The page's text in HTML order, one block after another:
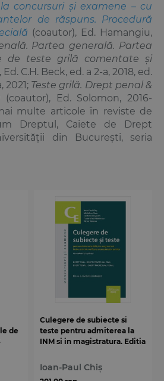
concursuri şi examene – cu
de răspuns. Procedură
(coautor), Ed. Hamangiu,
Partea generală. Partea
de teste grilă comentate şi
C.H. Beck, ed. a 2-a, 2018, ed.
2021; Teste grilă. Drept penal &
(coautor), Ed. Solomon, 2016-
multe articole în reviste de
Dreptul, Caiete de Drept
din Bucureşti, seria
de
Culegere de subiecte si
teste pentru admiterea la
INM si in magistratura. Editia
Ioan-Paul Chiș